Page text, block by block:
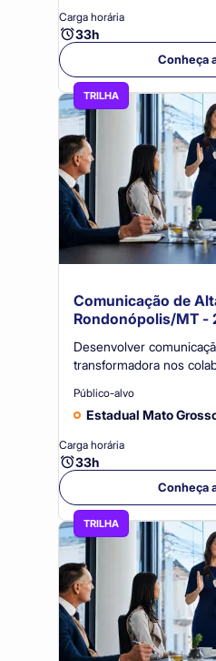
Carga horária
33h
Conheça
TRILHA
Comunicação de
Rondonópolis/MT -
Desenvolver
transformadora nos
reuniões, com impacto
organizacional e no clima
Público-alvo
Estadual Mato
Carga horária
33h
Conheça
TRILHA